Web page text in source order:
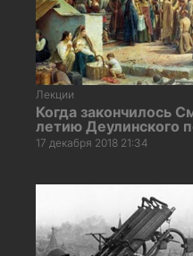
Лекции
Когда закончилось
летию Деулинского
17 декабря 2018 21:34